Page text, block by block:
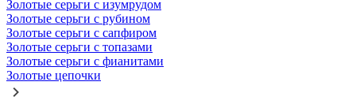
Золотые серьги с изумрудом
Золотые серьги с рубином
Золотые серьги с сапфиром
Золотые серьги с топазами
Золотые серьги с фианитами
Золотые цепочки